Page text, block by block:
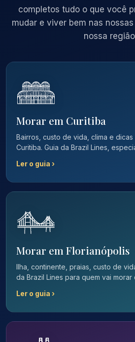
completos tudo o que você
mudar e viver bem nas
nossa
Morar em Curitiba
Bairros, custo de vida, clima e
Curitiba. Guia da Brazil Lines,
Ler o guia ›
Morar em Florianópolis
Ilha, continente, praias, custo de
da Brazil Lines para quem vai morar
Ler o guia ›